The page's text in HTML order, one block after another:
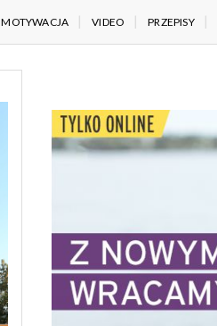
MOTYWACJA VIDEO PRZEPISY